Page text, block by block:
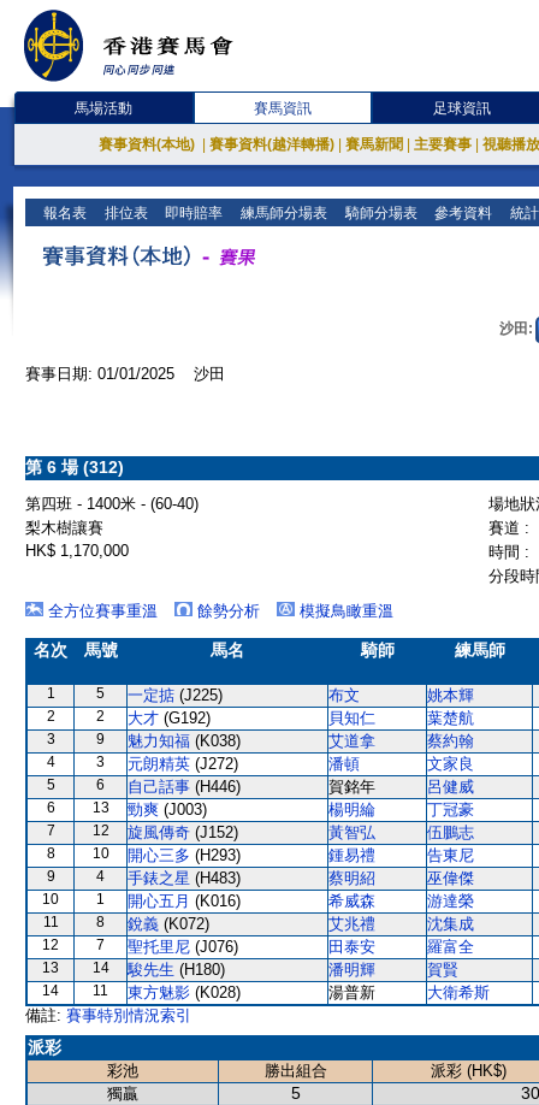
馬場活動 賽馬資訊 足球資訊
賽事資料(本地) 賽事資料(越洋轉播) 賽馬新聞 主要賽事 視聽播
報名表 排位表 即時賠率 練馬師分場表 騎師分場表 參考資料 統
沙田:
賽事日期: 01/01/2025 沙田
第 6 場 (312)
第四班 - 1400米 - (60-40)
場地
梨木樹讓賽
賽道 :
HK$ 1,170,000
時間 :
分段
全方位賽事重溫
餘勢分析 模擬鳥瞰重溫
名次 馬號 馬名 騎師 練馬師
1 5 一定掂 (J225) 布文 姚本輝
2 2 大才 (G192) 貝知仁 葉楚航
3 9 魅力知福 (K038) 艾道拿 蔡約翰
4 3 元朗精英 (J272) 潘頓 文家良
5 6 自己話事 (H446) 賀銘年 呂健威
6 13 勁爽 (J003) 楊明綸 丁冠豪
7 12 旋風傳奇 (J152) 黃智弘 伍鵬志
8 10 開心三多 (H293) 鍾易禮 告東尼
9 4 手錶之星 (H483) 蔡明紹 巫偉傑
10 1 開心五月 (K016) 希威森 游達榮
11 8 銳義 (K072) 艾兆禮 沈集成
12 7 聖托里尼 (J076) 田泰安 羅富全
13 14 駿先生 (H180) 潘明輝 賀賢
14 11 東方魅影 (K028) 湯普新
大衛希斯
備註: 賽事特別情況索引
派彩
彩池 勝出組合
派彩 (HK$)
獨贏
5